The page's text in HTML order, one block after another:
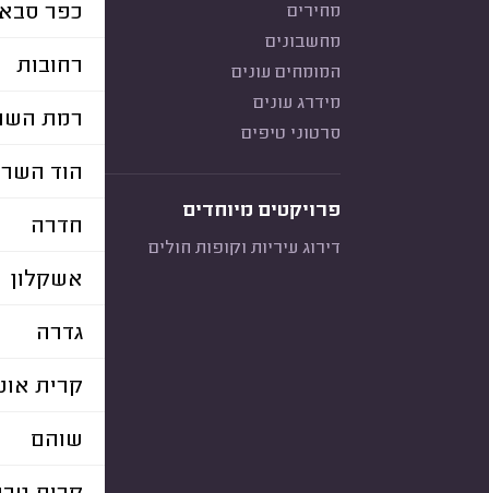
מחירים
מחשבונים
המומחים עונים
מידרג עונים
סרטוני טיפים
פרויקטים מיוחדים
דירוג עיריות וקופות חולים
כפר
רחובות
רמת
הוד
חדרה
אשקלון
גדרה
קרית
שוהם